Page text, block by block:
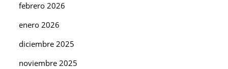
febrero 2026
enero 2026
diciembre 2025
noviembre 2025